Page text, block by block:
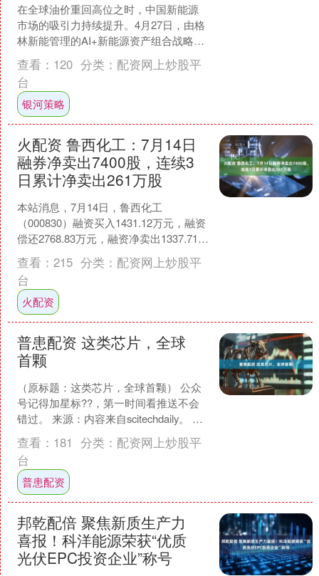
在全球油价重回高位之时，中国新能源
市场的吸引力持续提升。4月27日，由格
林新能管理的AI+新能源资产组合战略发
布会暨智能新能源资产主题路演在深圳
举行。来自前海管....
查看： 120 分类： 配资网上炒股平
台
银河策略
火配资 鲁西化工：7月14日
融券净卖出7400股，连续3
日累计净卖出261万股
本站消息，7月14日，鲁西化工
（000830）融资买入1431.12万元，融资
偿还2768.83万元，融资净卖出1337.71万
元，融资余额6.56亿元。 融券....
查看： 215 分类： 配资网上炒股平
台
火配资
普患配资 这类芯片，全球
首颗
（原标题：这类芯片，全球首颗） 公众
号记得加星标??，第一时间看推送不会
错过。 来源：内容来自scitechdaily。 一
个跨学科学术团队成功地将量子光源和
控....
查看： 181 分类： 配资网上炒股平
台
普患配资
邦乾配倍 聚焦新质生产力
喜报！科洋能源荣获“优质
光伏EPC投资企业”称号